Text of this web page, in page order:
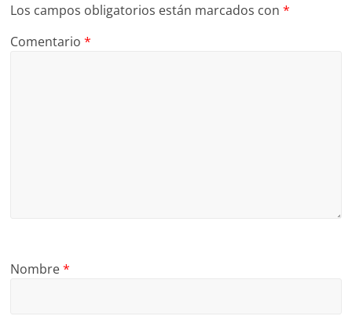
Los campos obligatorios están marcados con*
Comentario*
Nombre*